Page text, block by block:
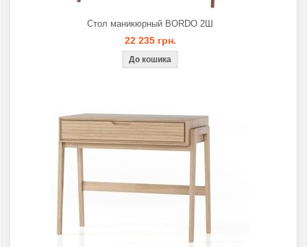
Стол маникюрный BORDO 2Ш
22 235 грн.